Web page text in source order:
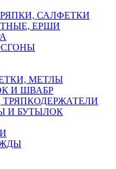
САЛФЕТКИ
ЕРШИ
МЕТЛЫ
И ШВАБР
И БУТЫЛОК